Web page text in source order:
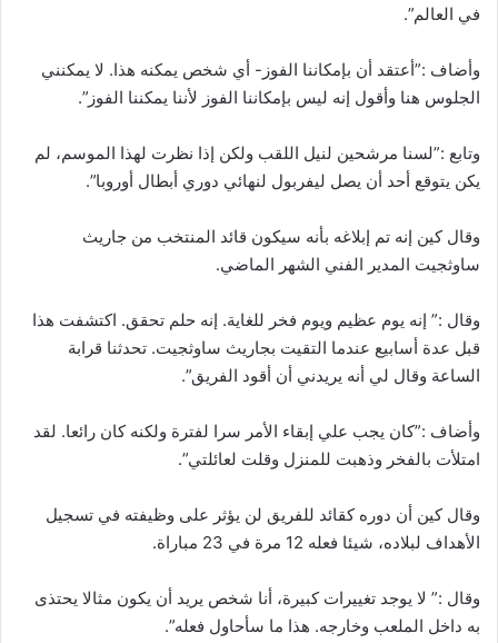
في العالم”.
وأضاف :”أعتقد أن بإمكاننا الفوز- أي شخص يمكنه هذا. لا يمكنني
الجلوس هنا وأقول إنه ليس بإمكاننا الفوز لأننا يمكننا الفوز”.
وتابع :”لسنا مرشحين لنيل اللقب ولكن إذا نظرت لهذا الموسم، لم
يكن يتوقع أحد أن يصل ليفربول لنهائي دوري أبطال أوروبا”.
وقال كين إنه تم إبلاغه بأنه سيكون قائد المنتخب من جاريث
ساوثجيت المدير الفني الشهر الماضي.
وقال :” إنه يوم عظيم ويوم فخر للغاية. إنه حلم تحقق. اكتشفت هذا
قبل عدة أسابيع عندما التقيت بجاريث ساوثجيت. تحدثنا قرابة
الساعة وقال لي أنه يريدني أن أقود الفريق”.
وأضاف :”كان يجب علي إبقاء الأمر سرا لفترة ولكنه كان رائعا. لقد
امتلأت بالفخر وذهبت للمنزل وقلت لعائلتي”.
وقال كين أن دوره كقائد للفريق لن يؤثر على وظيفته في تسجيل
الأهداف لبلاده، شيئا فعله 12 مرة في 23 مباراة.
وقال :” لا يوجد تغييرات كبيرة، أنا شخص يريد أن يكون مثالا يحتذى
به داخل الملعب وخارجه. هذا ما سأحاول فعله”.